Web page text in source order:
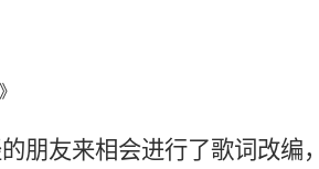
朋友来相会进行了歌词改编